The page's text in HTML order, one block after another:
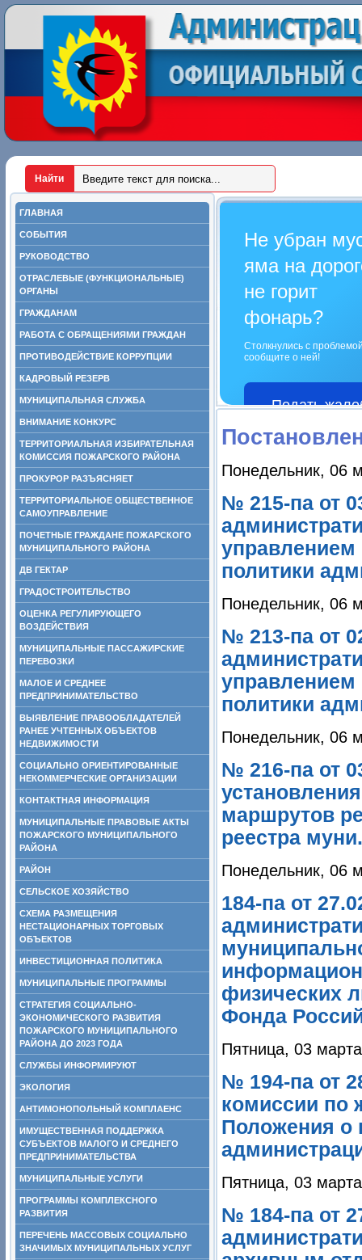
ГЛАВНАЯ
СОБЫТИЯ
РУКОВОДСТВО
ОТРАСЛЕВЫЕ (ФУНКЦИОНАЛЬНЫЕ)
ОРГАНЫ
ГРАЖДАНАМ
РАБОТА С ОБРАЩЕНИЯМИ ГРАЖДАН
ПРОТИВОДЕЙСТВИЕ КОРРУПЦИИ
КАДРОВЫЙ РЕЗЕРВ
МУНИЦИПАЛЬНАЯ СЛУЖБА
ВНИМАНИЕ КОНКУРС
ТЕРРИТОРИАЛЬНАЯ ИЗБИРАТЕЛЬНАЯ
КОМИССИЯ ПОЖАРСКОГО РАЙОНА
ПРОКУРОР РАЗЪЯСНЯЕТ
ТЕРРИТОРИАЛЬНОЕ ОБЩЕСТВЕННОЕ
САМОУПРАВЛЕНИЕ
ПОЧЕТНЫЕ ГРАЖДАНЕ ПОЖАРСКОГО
МУНИЦИПАЛЬНОГО РАЙОНА
ДВ ГЕКТАР
ГРАДОСТРОИТЕЛЬСТВО
ОЦЕНКА РЕГУЛИРУЮЩЕГО
ВОЗДЕЙСТВИЯ
МУНИЦИПАЛЬНЫЕ ПАССАЖИРСКИЕ
ПЕРЕВОЗКИ
МАЛОЕ И СРЕДНЕЕ
ПРЕДПРИНИМАТЕЛЬСТВО
ВЫЯВЛЕНИЕ ПРАВООБЛАДАТЕЛЕЙ
РАНЕЕ УЧТЕННЫХ ОБЪЕКТОВ
НЕДВИЖИМОСТИ
СОЦИАЛЬНО ОРИЕНТИРОВАННЫЕ
НЕКОММЕРЧЕСКИЕ ОРГАНИЗАЦИИ
КОНТАКТНАЯ ИНФОРМАЦИЯ
МУНИЦИПАЛЬНЫЕ ПРАВОВЫЕ АКТЫ
ПОЖАРСКОГО МУНИЦИПАЛЬНОГО
РАЙОНА
РАЙОН
СЕЛЬСКОЕ ХОЗЯЙСТВО
СХЕМА РАЗМЕЩЕНИЯ
НЕСТАЦИОНАРНЫХ ТОРГОВЫХ
ОБЪЕКТОВ
ИНВЕСТИЦИОННАЯ ПОЛИТИКА
МУНИЦИПАЛЬНЫЕ ПРОГРАММЫ
СТРАТЕГИЯ СОЦИАЛЬНО-
ЭКОНОМИЧЕСКОГО РАЗВИТИЯ
ПОЖАРСКОГО МУНИЦИПАЛЬНОГО
РАЙОНА ДО 2023 ГОДА
СЛУЖБЫ ИНФОРМИРУЮТ
ЭКОЛОГИЯ
АНТИМОНОПОЛЬНЫЙ КОМПЛАЕНС
ИМУЩЕСТВЕННАЯ ПОДДЕРЖКА
СУБЪЕКТОВ МАЛОГО И СРЕДНЕГО
ПРЕДПРИНИМАТЕЛЬСТВА
МУНИЦИПАЛЬНЫЕ УСЛУГИ
ПРОГРАММЫ КОМПЛЕКСНОГО
РАЗВИТИЯ
ПЕРЕЧЕНЬ МАССОВЫХ СОЦИАЛЬНО
ЗНАЧИМЫХ МУНИЦИПАЛЬНЫХ УСЛУГ
Не убран
яма на
не горит
фонарь?
Столкнулись с
сообщите о ней!
Подать
Понедельник, 06
№ 215-па от
управлением
политики
Понедельник, 06
№ 213-па от
управлением
политики
Понедельник, 06
№ 216-па от
маршрутов
реестра
Понедельник, 06
184-па от
физических
Фонда
Пятница, 03
№ 194-па от
комиссии по
Положения о
Пятница, 03
№ 184-па от